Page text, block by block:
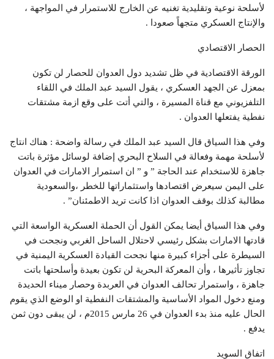
لأسلحة نوعية وتقليدية تغنيه عن الخارج للاستمرار في المواجهة ،
والإنتاج العسكري متجهاً صعودا .
الحصار الاقتصادي
الورقة الاقتصادية في ظل تشديد دول العدوان للحصار لن تكون
بمعزل عن الجهد العسكري ، يقول السيد عبد الملك في اللقاء
التلفزيوني مع قناة المسيرة ، والتي أتت على وقع ازمة مشتقات
نفطية يفتعلها العدوان .
وفي هذا السياق قال السيد عبد الملك في رسالة واضحة : هناك انتاج
لأسلحة مهمة وفعالة في السلاح البحري إضافة لوسائل مؤثرة باتت
جاهزة للاستخدام عند الحاجة ” و ” ان استمرار الامارات في العدوان
على اليمن سيعرض اقتصادها واستثماراتها للخطر ،والسعودية
مطالبة كذلك بوقف العدوان اذا كانت تريد الاطمئنان” .
وفي هذا السياق أيضا يمكن القول أن الحملة العسكرية الواسعة التي
قادتها الامارات بشكل رئيسي لاحتلال الساحل الغربي ونجحت في
السيطرة على أجزاء كبيرة منها نجحت القيادة العسكرية اليمنية في
تجاوز تأثيرها ، وأن المعركة البحرية لن تكون بعيدة وأسلحتها باتت
جاهزة ، واستمرار تحالف العدوان في العربدة وحصار ميناء الحديدة
ومنع دخول المواد الأساسية والمشتقات النفطية او الوضع الذي يقوم
الحال عليه منذ بدء العدوان في 26 مارس 2015م ، لن يبقى دون ثمن
يدفع .
اتفاق السويد